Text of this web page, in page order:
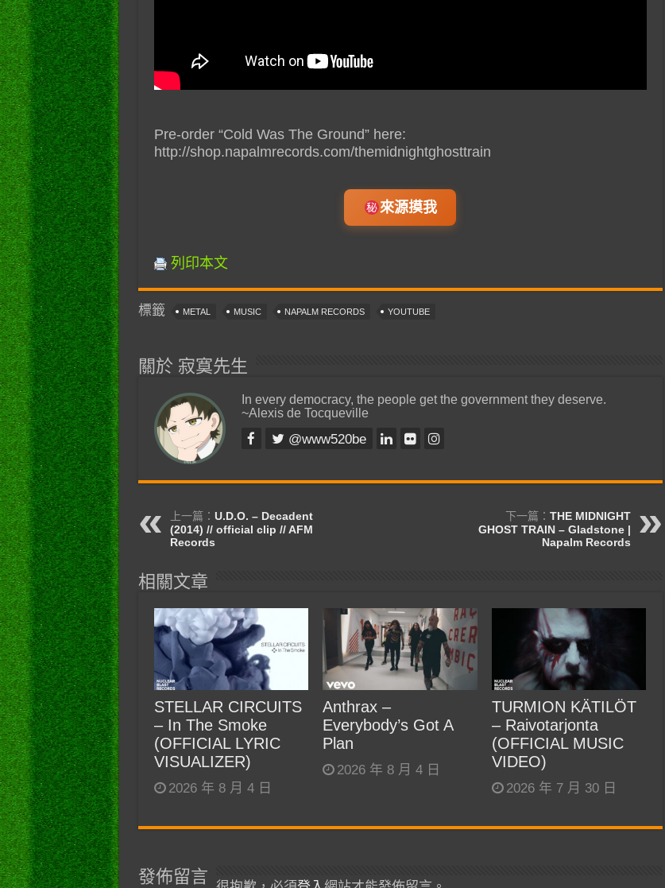
Pre-order “Cold Was The Ground” here:
http://shop.napalmrecords.com/themidnightghosttrain
來源摸我
列印本文
標籤 METAL MUSIC NAPALM RECORDS YOUTUBE
關於 寂寞先生
In every democracy, the people get the government they deserve.
~Alexis de Tocqueville
@www520be
上一篇： U.D.O. – Decadent
(2014) // official clip // AFM
Records
下一篇： THE MIDNIGHT
GHOST TRAIN – Gladstone |
Napalm Records
相關文章
STELLAR CIRCUITS
– In The Smoke
(OFFICIAL LYRIC
VISUALIZER)
2026 年 8 月 4 日
Anthrax –
Everybody’s Got A
Plan
2026 年 8 月 4 日
TURMION KÄTILÖT
– Raivotarjonta
(OFFICIAL MUSIC
VIDEO)
2026 年 7 月 30 日
發佈留言